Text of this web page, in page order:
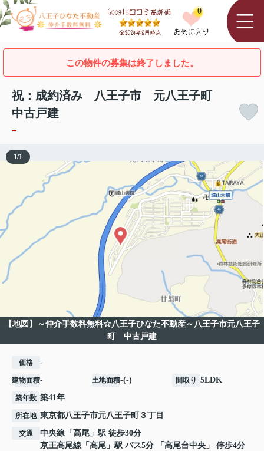
0
この物件の募集は終了しました。
祝：成約済み 八王子市 元八王子町
中古戸建
-
【地図】～仲介手数料無料☆八王子ひなた不動産～八王子市元八王子
町 中古戸建
1/1
価格 -
建物面積- 土地面積-(-) 間取り 5LDK
築年数 築41年
所在地 東京都八王子市元八王子町 ３丁目
交通 中央線 「 高尾 」駅 徒歩30分
京王高尾線 「 高尾 」駅 バス5分 「高尾台中央」 停歩4分